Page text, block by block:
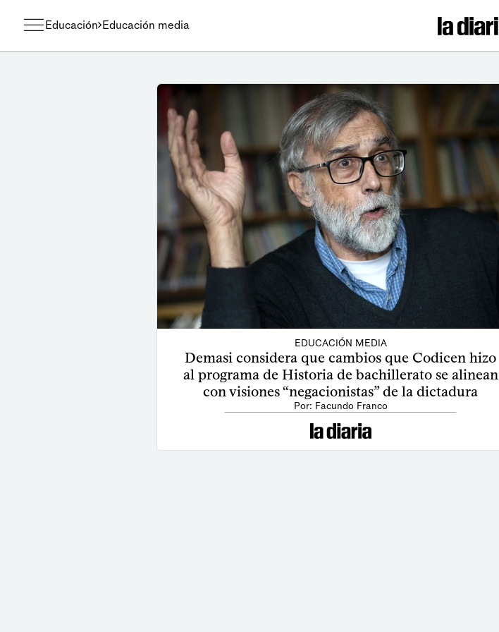
Educación Educación media
EDUCACIÓN MEDIA
Demasi considera que cambios que Codicen hizo
al programa de Historia de bachillerato se alinean
con visiones “negacionistas” de la dictadura
Por: Facundo Franco